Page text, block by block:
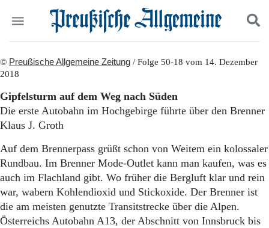
Politik
Panorama
Gesellschaft
Geschichte
Ostpreußen
Pommern
Berlin-Brandenburg
Schlesien
Danzig und Westpreußen
Bücher
Suchen und finden
© Preußische Allgemeine Zeitung / Folge 50-18 vom 14. Dezember
2018
Gipfelsturm auf dem Weg nach Süden
Die erste Autobahn im Hochgebirge führte über den Brenner
Klaus J. Groth
Auf dem Brennerpass grüßt schon von Weitem ein kolossaler
Rundbau. Im Brenner Mode-Outlet kann man kaufen, was es
auch im Flachland gibt. Wo früher die Bergluft klar und rein
war, wabern Kohlendioxid und Stickoxide. Der Brenner ist
die am meisten genutzte Transitstrecke über die Alpen.
Österreichs Autobahn A13, der Abschnitt von Innsbruck bis